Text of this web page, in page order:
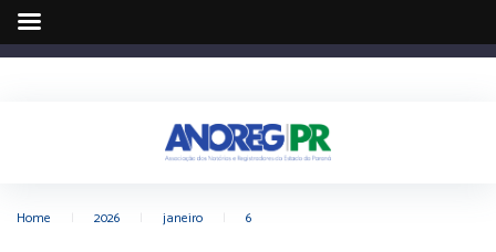
Home 2026 janeiro 6